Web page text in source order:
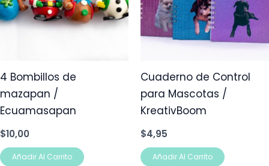
4 Bombillos de
mazapan /
Ecuamasapan
$10,00
Añadir Al Carrito
Cuaderno de Control
para Mascotas /
KreativBoom
$4,95
Añadir Al Carrito